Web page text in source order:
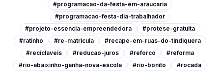
#programacao-da-festa-em-araucaria
#programacao-festa-dia-trabalhador
#projeto-essencia-empreendedora
#protese-gratuita
#ratinho
#re-matricula
#recape-em-ruas-do-tindiquera
#reciclaveis
#reducao-juros #reforco
#reforma
#rio-abaixinho-ganha-nova-escola
#rio-bonito
#rocada